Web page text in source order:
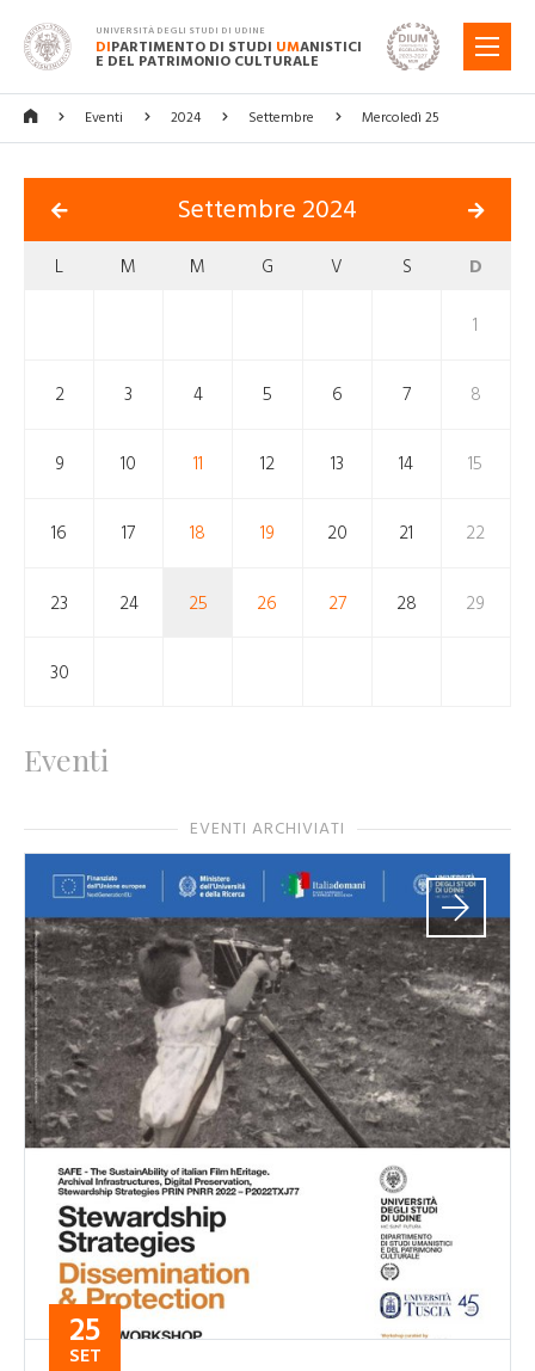
UNIVERSITÀ DEGLI STUDI DI UDINE
DIPARTIMENTO DI STUDI UMANISTICI
E DEL PATRIMONIO CULTURALE
MENU
Eventi 2024 Settembre Mercoledì 25
Settembre 2024
L M M G V S D
1
2 3 4 5 6 7 8
9 10 11 12 13 14 15
16 17 18 19 20 21 22
23 24 25 26 27 28 29
30
Eventi
EVENTI ARCHIVIATI
25
SET